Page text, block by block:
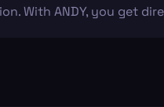
With ANDY, you get